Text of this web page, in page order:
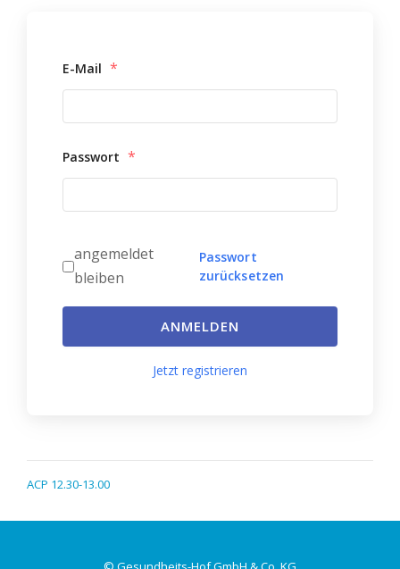
E-Mail *
Passwort *
angemeldet
bleiben
Passwort
zurücksetzen
ANMELDEN
Jetzt registrieren
ACP 12.30-13.00